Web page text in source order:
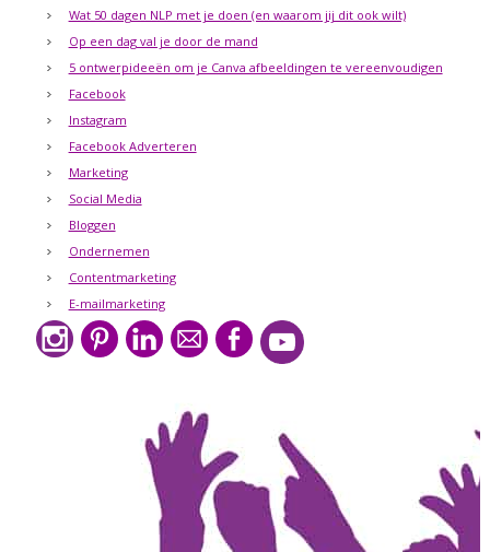
Wat 50 dagen NLP met je doen (en waarom jij dit ook wilt)
Op een dag val je door de mand
5 ontwerpideeën om je Canva afbeeldingen te vereenvoudigen
Facebook
Instagram
Facebook Adverteren
Marketing
Social Media
Bloggen
Ondernemen
Contentmarketing
E-mailmarketing